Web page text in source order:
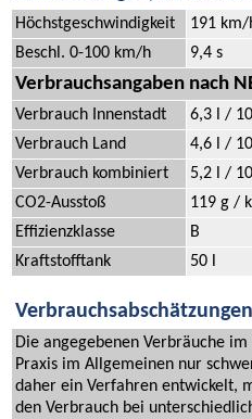
Höchstgeschwindigkeit
191 km/
Beschl. 0-100 km/h
9,4 s
Verbrauchsangaben nach
Verbrauch Innenstadt
6,3 l /
Verbrauch Land
4,6 l /
Verbrauch kombiniert
5,2 l /
CO2-Ausstoß
119 g /
Effizienzklasse
B
Kraftstofftank
50 l
Verbrauchsabschätzungen
Die angegebenen Verbräuche
Praxis im Allgemeinen nur
daher ein Verfahren entwickelt,
den Verbrauch bei